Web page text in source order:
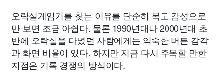
오락실게임기를 찾는 이유를 단순히 복고 감성으로
만 보면 조금 아쉽다. 물론 1990년대나 2000년대 초
반에 오락실을 다녔던 사람에게는 익숙한 버튼 감각
과 화면 비율이 있다. 하지만 지금 다시 주목할 만한
지점은 기록 경쟁의 방식이다.